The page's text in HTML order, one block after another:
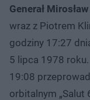
Generał
wraz z Piotrem
godziny 17:27
5 lipca 1978
19:08
orbitalnym „Salut